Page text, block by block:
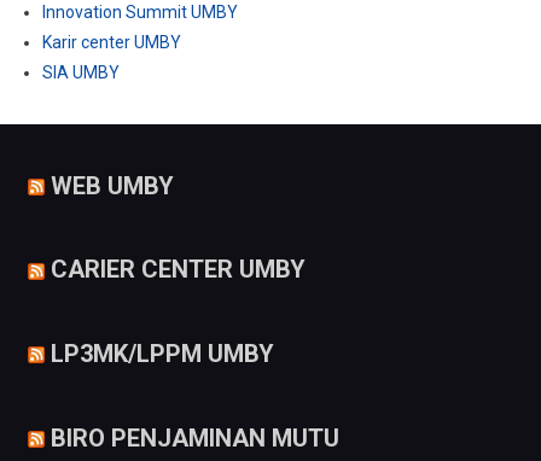
Innovation Summit UMBY
Karir center UMBY
SIA UMBY
WEB UMBY
CARIER CENTER UMBY
LP3MK/LPPM UMBY
BIRO PENJAMINAN MUTU